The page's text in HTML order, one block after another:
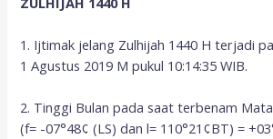
1. Ijtimak jelang Zulhijah 1440 H terjadi
1 Agustus 2019 M pukul 10:14:35 WIB.
2. Tinggi Bulan pada saat terbenam
(f= -07°48¢ (LS) dan l= 110°21¢BT) =